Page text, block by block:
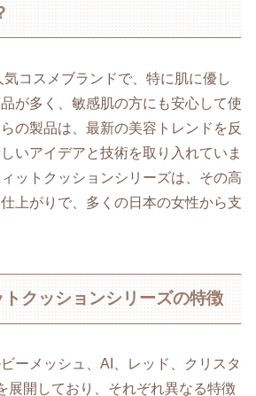
コスメブランドで、特に肌に優し
が多く、敏感肌の方にも安心して使
の製品は、最新の美容トレンドを反
いアイデアと技術を取り入れていま
ットクッションシリーズは、その高
上がりで、多くの日本の女性から支
クッションシリーズの特徴
ーメッシュ、AI、レッド、クリスタ
展開しており、それぞれ異なる特徴